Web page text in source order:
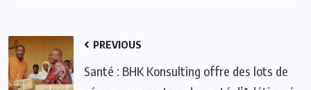
PREVIOUS
Santé : BHK Konsulting offre des lots de